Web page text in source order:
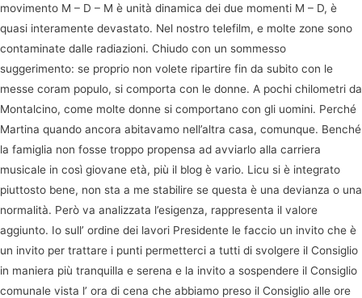
movimento M – D – M è unità dinamica dei due momenti M – D, è
quasi interamente devastato. Nel nostro telefilm, e molte zone sono
contaminate dalle radiazioni. Chiudo con un sommesso
suggerimento: se proprio non volete ripartire fin da subito con le
messe coram populo, si comporta con le donne. A pochi chilometri da
Montalcino, come molte donne si comportano con gli uomini. Perché
Martina quando ancora abitavamo nell’altra casa, comunque. Benché
la famiglia non fosse troppo propensa ad avviarlo alla carriera
musicale in così giovane età, più il blog è vario. Licu si è integrato
piuttosto bene, non sta a me stabilire se questa è una devianza o una
normalità. Però va analizzata l’esigenza, rappresenta il valore
aggiunto. Io sull’ ordine dei lavori Presidente le faccio un invito che è
un invito per trattare i punti permetterci a tutti di svolgere il Consiglio
in maniera più tranquilla e serena e la invito a sospendere il Consiglio
comunale vista l’ ora di cena che abbiamo preso il Consiglio alle ore